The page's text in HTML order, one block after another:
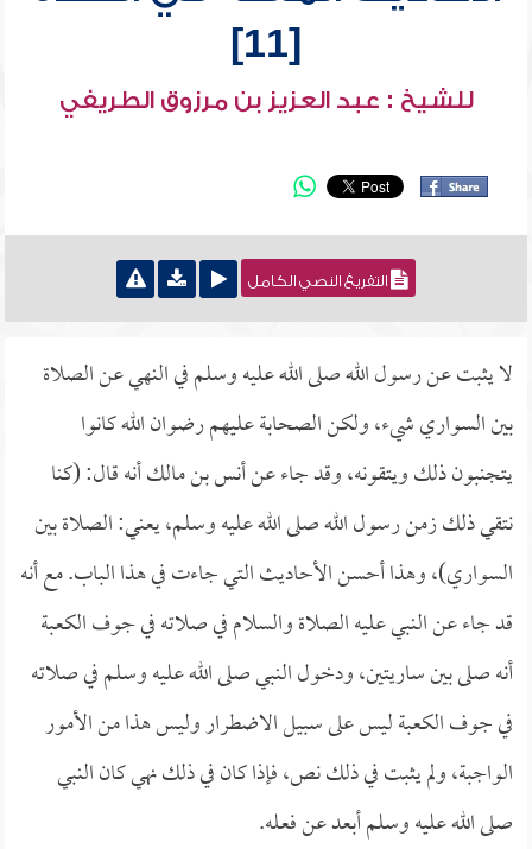
[11]
للشيخ : عبد العزيز بن مرزوق الطريفي
التفريغ النصي الكامل
لا يثبت عن رسول الله صلى الله عليه وسلم في النهي عن الصلاة
بين السواري شيء، ولكن الصحابة عليهم رضوان الله كانوا
يتجنبون ذلك ويتقونه، وقد جاء عن أنس بن مالك أنه قال: (كنا
نتقي ذلك زمن رسول الله صلى الله عليه وسلم، يعني: الصلاة بين
السواري)، وهذا أحسن الأحاديث التي جاءت في هذا الباب. مع أنه
قد جاء عن النبي عليه الصلاة والسلام في صلاته في جوف الكعبة
أنه صلى بين ساريتين، ودخول النبي صلى الله عليه وسلم في صلاته
في جوف الكعبة ليس على سبيل الاضطرار وليس هذا من الأمور
الواجبة، ولم يثبت في ذلك نص، فإذا كان في ذلك نهي كان النبي
صلى الله عليه وسلم أبعد عن فعله.